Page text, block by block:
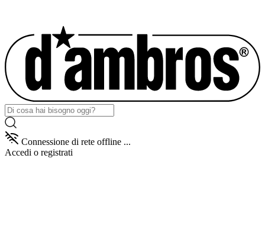
Connessione di rete offline ...
Accedi o registrati